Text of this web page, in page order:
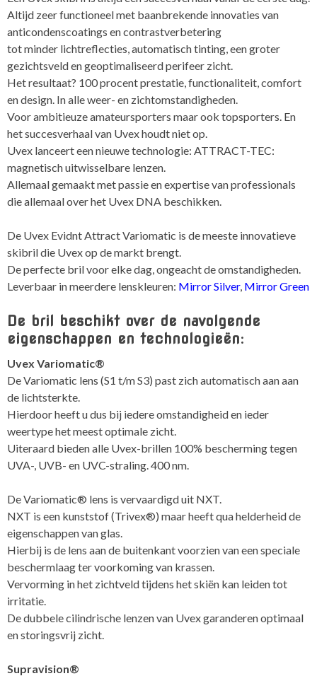
Altijd zeer functioneel met baanbrekende innovaties van
anticondenscoatings en contrastverbetering
tot minder lichtreflecties, automatisch tinting, een groter
gezichtsveld en geoptimaliseerd perifeer zicht.
Het resultaat? 100 procent prestatie, functionaliteit, comfort
en design. In alle weer- en zichtomstandigheden.
Voor ambitieuze amateursporters maar ook topsporters. En
het succesverhaal van Uvex houdt niet op.
Uvex lanceert een nieuwe technologie: ATTRACT-TEC:
magnetisch uitwisselbare lenzen.
Allemaal gemaakt met passie en expertise van professionals
die allemaal over het Uvex DNA beschikken.
De Uvex Evidnt Attract Variomatic is de meeste innovatieve
skibril die Uvex op de markt brengt.
De perfecte bril voor elke dag, ongeacht de omstandigheden.
Leverbaar in meerdere lenskleuren: Mirror Silver, Mirror Green
De bril beschikt over de navolgende
eigenschappen en technologieën:
Uvex Variomatic®
De Variomatic lens (S1 t/m S3) past zich automatisch aan aan
de lichtsterkte.
Hierdoor heeft u dus bij iedere omstandigheid en ieder
weertype het meest optimale zicht.
Uiteraard bieden alle Uvex-brillen 100% bescherming tegen
UVA-, UVB- en UVC-straling. 400 nm.
De Variomatic® lens is vervaardigd uit NXT.
NXT is een kunststof (Trivex®) maar heeft qua helderheid de
eigenschappen van glas.
Hierbij is de lens aan de buitenkant voorzien van een speciale
beschermlaag ter voorkoming van krassen.
Vervorming in het zichtveld tijdens het skiën kan leiden tot
irritatie.
De dubbele cilindrische lenzen van Uvex garanderen optimaal
en storingsvrij zicht.
Supravision®